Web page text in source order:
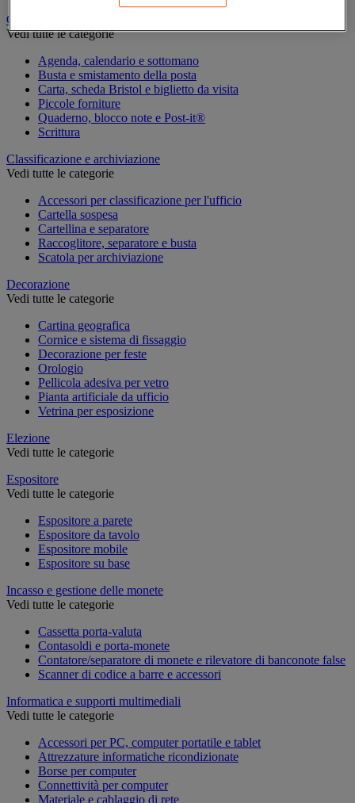
Cancelleria e forniture per ufficio
Vedi tutte le categorie
Agenda, calendario e sottomano
Busta e smistamento della posta
Carta, scheda Bristol e biglietto da visita
Piccole forniture
Quaderno, blocco note e Post-it®
Scrittura
Classificazione e archiviazione
Vedi tutte le categorie
Accessori per classificazione per l'ufficio
Cartella sospesa
Cartellina e separatore
Raccoglitore, separatore e busta
Scatola per archiviazione
Decorazione
Vedi tutte le categorie
Cartina geografica
Cornice e sistema di fissaggio
Decorazione per feste
Orologio
Pellicola adesiva per vetro
Pianta artificiale da ufficio
Vetrina per esposizione
Elezione
Vedi tutte le categorie
Espositore
Vedi tutte le categorie
Espositore a parete
Espositore da tavolo
Espositore mobile
Espositore su base
Incasso e gestione delle monete
Vedi tutte le categorie
Cassetta porta-valuta
Contasoldi e porta-monete
Contatore/separatore di monete e rilevatore di banconote false
Scanner di codice a barre e accessori
Informatica e supporti multimediali
Vedi tutte le categorie
Accessori per PC, computer portatile e tablet
Attrezzature informatiche ricondizionate
Borse per computer
Connettività per computer
Materiale e cablaggio di rete